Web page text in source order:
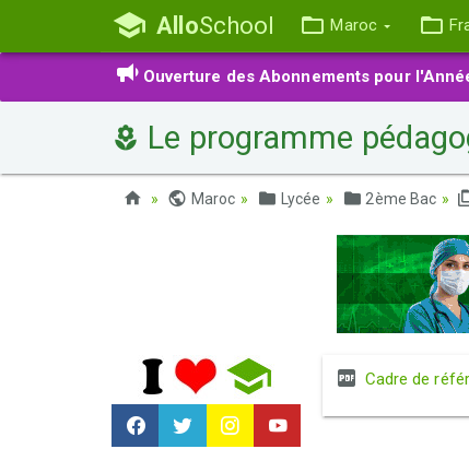
AlloSchool Maroc
Ouverture des Abonnements pour
Le programme
Maroc Lycée 2ème Bac
Cadre de